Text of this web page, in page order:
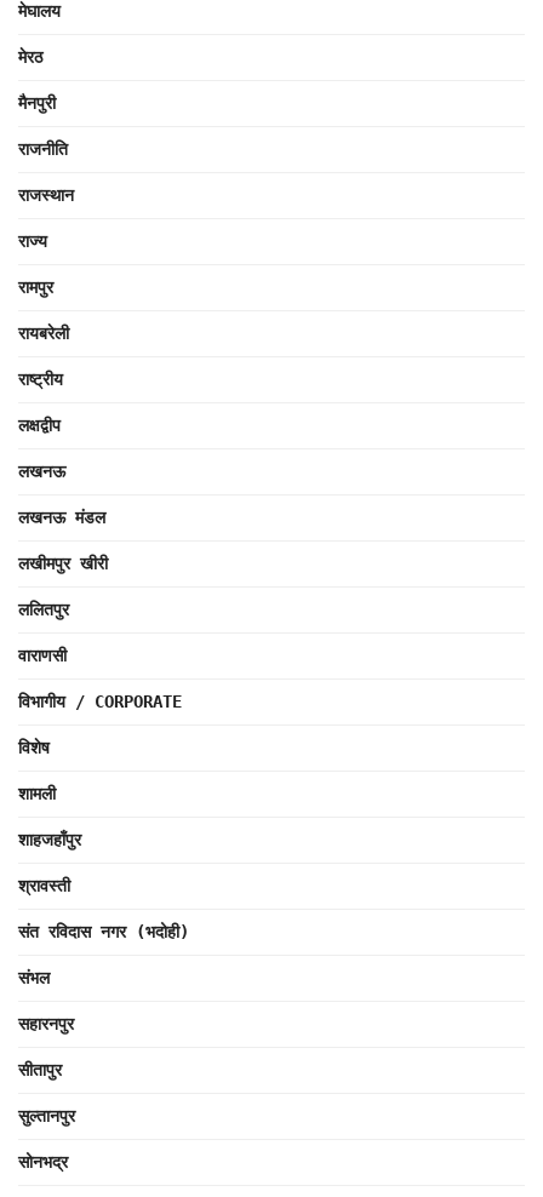
मेघालय
मेरठ
मैनपुरी
राजनीति
राजस्थान
राज्य
रामपुर
रायबरेली
राष्ट्रीय
लक्षद्वीप
लखनऊ
लखनऊ मंडल
लखीमपुर खीरी
ललितपुर
वाराणसी
विभागीय / CORPORATE
विशेष
शामली
शाहजहाँपुर
श्रावस्ती
संत रविदास नगर (भदोही)
संभल
सहारनपुर
सीतापुर
सुल्तानपुर
सोनभद्र